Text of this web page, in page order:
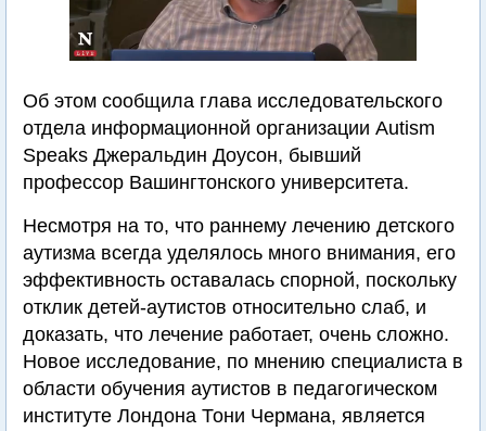
Об этом сообщила глава исследовательского
отдела информационной организации Autism
Speaks Джеральдин Доусон, бывший
профессор Вашингтонского университета.
Несмотря на то, что раннему лечению детского
аутизма всегда уделялось много внимания, его
эффективность оставалась спорной, поскольку
отклик детей-аутистов относительно слаб, и
доказать, что лечение работает, очень сложно.
Новое исследование, по мнению специалиста в
области обучения аутистов в педагогическом
институте Лондона Тони Чермана, является